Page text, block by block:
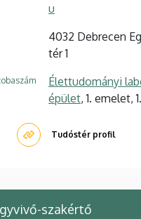
u
4032 Debrecen
tér 1
Élettudományi
épület, 1. emelet,
Tudóstér profil
szakértő